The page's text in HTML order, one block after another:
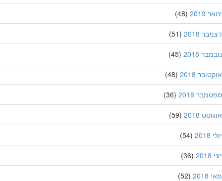
2019
(48)
2018
(51)
2018
(45)
2018
(48)
2018
(36)
2018
(59)
(54)
(36)
(52)